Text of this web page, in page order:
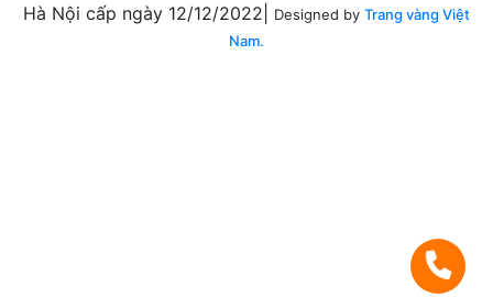
Hà Nội cấp ngày 12/12/2022|
Designed by Trang vàng Việt
Nam.